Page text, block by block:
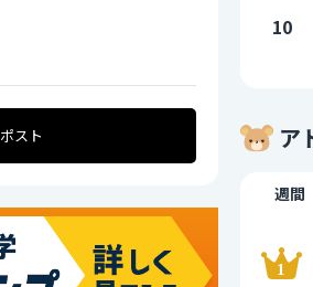
ポスト
10
ア
週間